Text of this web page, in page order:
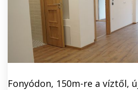
Fonyódon, 150m-re a víztől,